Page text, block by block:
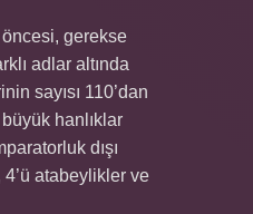
gerekse
adlar altında
sayısı 110’dan
hanlıklar
dışı
atabeylikler ve